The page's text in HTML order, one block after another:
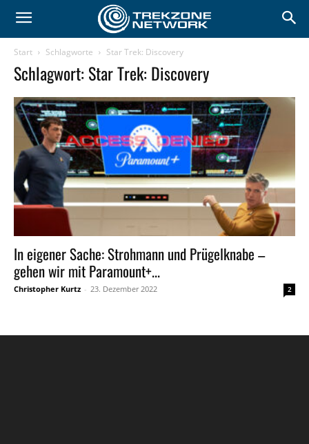
Start Schlagworte Star Trek: Discovery
Schlagwort: Star Trek: Discovery
In eigener Sache: Strohmann und Prügelknabe –
gehen wir mit Paramount+...
Christopher Kurtz - 23. Dezember 2022 2